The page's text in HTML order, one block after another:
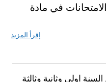
في مادة
إقرأ المزيد
اولى وثانية وثالثة